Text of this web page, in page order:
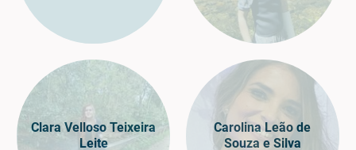
Clara Velloso Teixeira
Leite
Carolina Leão de
Souza e Silva